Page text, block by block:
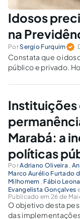
Idosos
na
PorSergio Furquim
Constata que o
público e privado.
privado já se recusa
Instituições
Marabá: a
políticas
PorAdriano Oliveira ,
Marco Aurélio Furtado
Milhomem , Fábio
Evangelista Gonçalves
Publicado em 26 de
O objetivo desta
das